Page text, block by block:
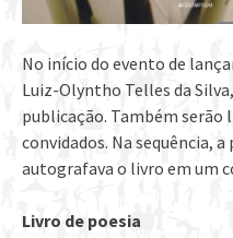
No início do evento de
Luiz-Olyntho Telles da
publicação. Também serão
convidados. Na sequência,
autografava o livro em um
Livro de poesia